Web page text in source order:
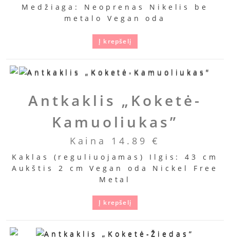
Medžiaga: Neoprenas Nikelis be
metalo Vegan oda
Į krepšelį
Antkaklis „Koketė-
Kamuoliukas”
Kaina 14.89€
Kaklas (reguliuojamas) Ilgis: 43 cm
Aukštis 2 cm Vegan oda Nickel Free
Metal
Į krepšelį